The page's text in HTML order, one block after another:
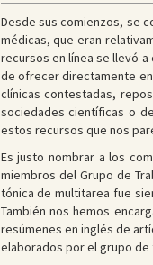
Desde sus comienzos, se
médicas, que eran
recursos en línea se llevó
de ofrecer directamente
clínicas contestadas,
sociedades científicas o
estos recursos que nos
Es justo nombrar a los
miembros del Grupo de
tónica de multitarea fue
También nos hemos
resúmenes en inglés de
elaborados por el grupo de